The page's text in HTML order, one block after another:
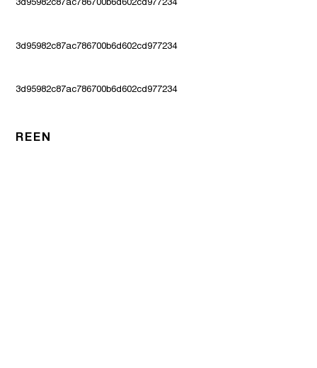
3d95982c87ac786700b6d602cd977234
3d95982c87ac786700b6d602cd977234
3d95982c87ac786700b6d602cd977234
REEN